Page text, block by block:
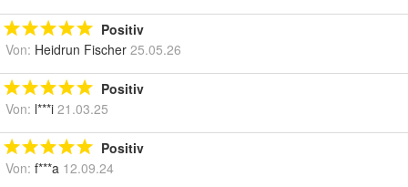
Positiv
Von: Heidrun Fischer 25.05.26
Positiv
Von: l***i 21.03.25
Positiv
Von: f***a 12.09.24